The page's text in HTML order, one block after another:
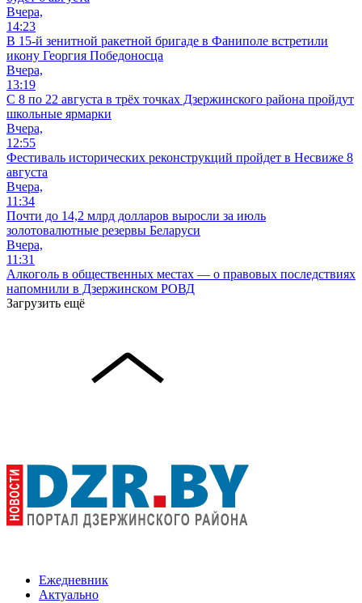
Вчера,
14:23
В 15-й зенитной ракетной бригаде в Фаниполе встретили
икону Георгия Победоносца
Вчера,
13:19
С 8 по 22 августа в трёх точках Дзержинского района пройдут
школьные ярмарки
Вчера,
12:55
Фестиваль исторических реконструкций пройдет в Несвиже 8
августа
Вчера,
11:34
Почти до 14,2 млрд долларов выросли за июль
золотовалютные резервы Беларуси
Вчера,
11:31
Алкоголь в общественных местах — о правовых последствиях
напомнили в Дзержинском РОВД
Загрузить ещё
Ежедневник
Актуально